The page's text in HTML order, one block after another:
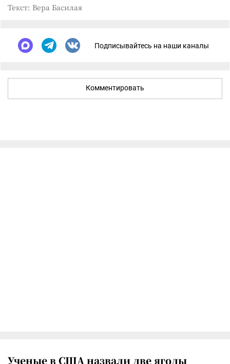
Текст: Вера Басилая
Подписывайтесь на наши каналы
Комментировать
Ученые в США назвали две ягоды